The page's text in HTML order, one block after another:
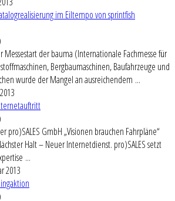
im Eiltempo von sprintfish
Messestart der bauma (Internationale Fachmesse für
Bergbaumaschinen, Baufahrzeuge und
wurde der Mangel an ausreichendem ...
pro)SALES GmbH „Visionen brauchen Fahrpläne“
Halt – NeuerInternetdienst. pro)SALES setzt
...
2013